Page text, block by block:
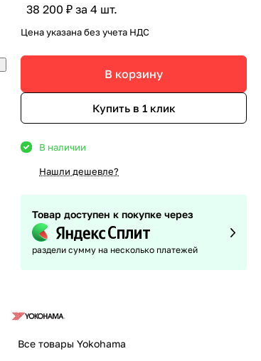
38 200 ₽ за 4 шт.
Цена указана без учета НДС
В корзину
Купить в 1 клик
В наличии
Нашли дешевле?
Товар доступен к покупке через
раздели сумму на несколько платежей
Все товары Yokohama